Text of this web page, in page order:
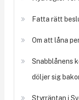
Fatta rätt
Om att låna
Snabblånens
döljer sig
Styrräntan i